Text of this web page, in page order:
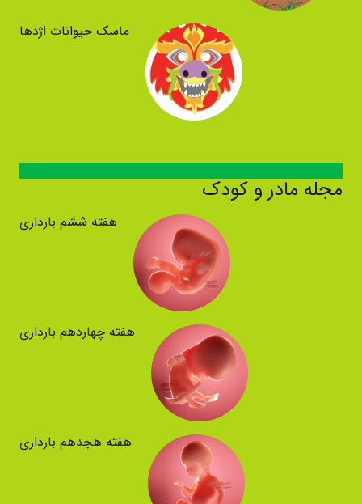
ماسک حیوانات اژدها
مجله مادر و کودک
هفته ششم بارداری
هفته چهاردهم بارداری
هفته هجدهم بارداری